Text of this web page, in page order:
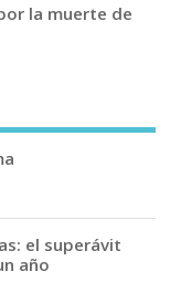
la muerte de
el superávit
año